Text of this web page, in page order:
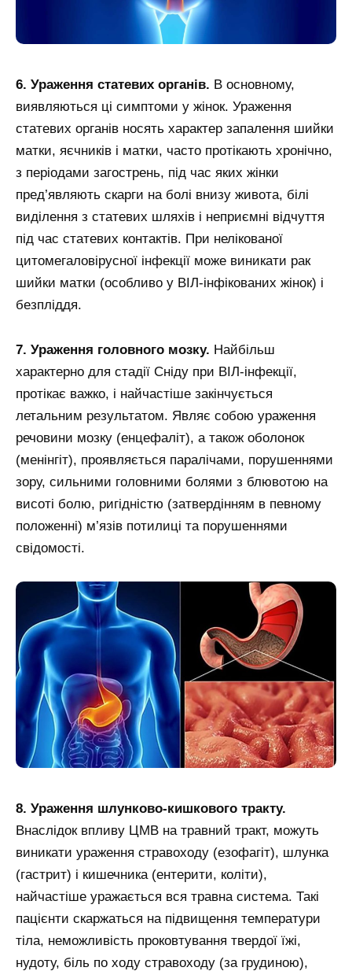
6. Ураження статевих органів. В основному,
виявляються ці симптоми у жінок. Ураження
статевих органів носять характер запалення шийки
матки, яєчників і матки, часто протікають хронічно,
з періодами загострень, під час яких жінки
пред’являють скарги на болі внизу живота, білі
виділення з статевих шляхів і неприємні відчуття
під час статевих контактів. При нелікованої
цитомегаловірусної інфекції може виникати рак
шийки матки (особливо у ВІЛ-інфікованих жінок) і
безпліддя.
7. Ураження головного мозку. Найбільш
характерно для стадії Сніду при ВІЛ-інфекції,
протікає важко, і найчастіше закінчується
летальним результатом. Являє собою ураження
речовини мозку (енцефаліт), а також оболонок
(менінгіт), проявляється паралічами, порушеннями
зору, сильними головними болями з блювотою на
висоті болю, ригідністю (затвердінням в певному
положенні) м’язів потилиці та порушеннями
свідомості.
8. Ураження шлунково-кишкового тракту.
Внаслідок впливу ЦМВ на травний тракт, можуть
виникати ураження стравоходу (езофагіт), шлунка
(гастрит) і кишечника (ентерити, коліти),
найчастіше уражається вся травна система. Такі
пацієнти скаржаться на підвищення температури
тіла, неможливість проковтування твердої їжі,
нудоту, біль по ходу стравоходу (за грудиною),